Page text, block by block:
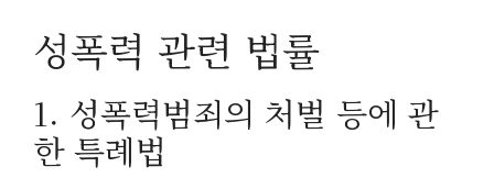
성폭력 관련 법률
1. 성폭력범죄의 처벌 등에 관
한 특례법